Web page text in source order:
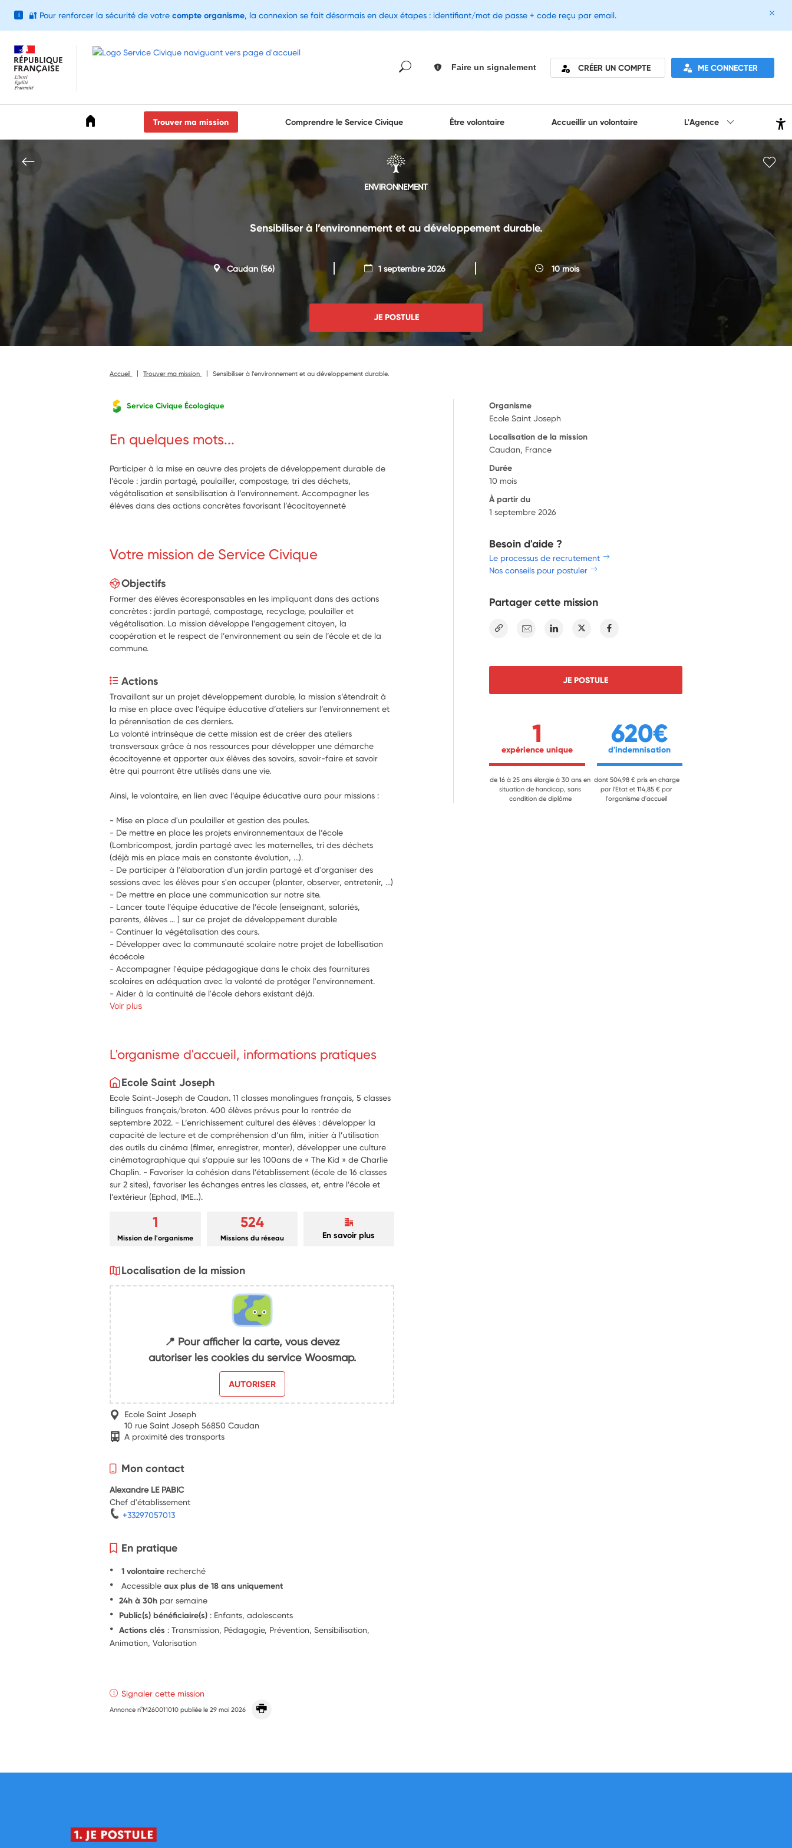
Faire un signalement CRÉER UN COMPTE ME CONNECTER
Trouver ma mission Comprendre le Service Civique Être volontaire Accueillir un volontaire L'Agence
ENVIRONNEMENT
Sensibiliser à l’environnement et au développement durable.
Caudan (56) 1 septembre 2026 10 mois
JE POSTULE
Accueil Trouver ma mission Sensibiliser à l’environnement et au développement durable.
Service Civique Écologique
En quelques mots...
Participer à la mise en œuvre des projets de développement durable de
l’école : jardin partagé, poulailler, compostage, tri des déchets,
végétalisation et sensibilisation à l’environnement. Accompagner les
élèves dans des actions concrètes favorisant l’écocitoyenneté
Votre mission de Service Civique
Objectifs
Former des élèves écoresponsables en les impliquant dans des actions
concrètes : jardin partagé, compostage, recyclage, poulailler et
végétalisation. La mission développe l’engagement citoyen, la
coopération et le respect de l’environnement au sein de l’école et de la
commune.
Actions
Travaillant sur un projet développement durable, la mission s’étendrait à
la mise en place avec l’équipe éducative d’ateliers sur l’environnement et
la pérennisation de ces derniers.
La volonté intrinsèque de cette mission est de créer des ateliers
transversaux grâce à nos ressources pour développer une démarche
écocitoyenne et apporter aux élèves des savoirs, savoir-faire et savoir
être qui pourront être utilisés dans une vie.
Ainsi, le volontaire, en lien avec l’équipe éducative aura pour missions :
- Mise en place d'un poulailler et gestion des poules.
- De mettre en place les projets environnementaux de l’école
(Lombricompost, jardin partagé avec les maternelles, tri des déchets
(déjà mis en place mais en constante évolution, ...).
- De participer à l'élaboration d'un jardin partagé et d'organiser des
sessions avec les élèves pour s'en occuper (planter, observer, entretenir, ...)
- De mettre en place une communication sur notre site.
- Lancer toute l’équipe éducative de l’école (enseignant, salariés,
parents, élèves … ) sur ce projet de développement durable
- Continuer la végétalisation des cours.
- Développer avec la communauté scolaire notre projet de labellisation
écoécole
- Accompagner l'équipe pédagogique dans le choix des fournitures
scolaires en adéquation avec la volonté de protéger l'environnement.
- Aider à la continuité de l'école dehors existant déjà.
Voir plus
L'organisme d'accueil, informations pratiques
Ecole Saint Joseph
Ecole Saint-Joseph de Caudan. 11 classes monolingues français, 5 classes
bilingues français/breton. 400 élèves prévus pour la rentrée de
septembre 2022. - L’enrichissement culturel des élèves : développer la
capacité de lecture et de compréhension d’un film, initier à l’utilisation
des outils du cinéma (filmer, enregistrer, monter), développer une culture
cinématographique qui s’appuie sur les 100ans de « The Kid » de Charlie
Chaplin. - Favoriser la cohésion dans l’établissement (école de 16 classes
sur 2 sites), favoriser les échanges entres les classes, et, entre l’école et
l’extérieur (Ephad, IME…).
1
Mission de l'organisme
524
Missions du réseau En savoir plus
Localisation de la mission
📍 Pour afficher la carte, vous devez
autoriser les cookies du service Woosmap.
AUTORISER
Ecole Saint Joseph
10 rue Saint Joseph 56850 Caudan
A proximité des transports
Mon contact
Alexandre LE PABIC
Chef d'établissement
+33297057013
En pratique
1 volontaire recherché
Accessibleaux plus de 18 ans uniquement
24h à 30h par semaine
Public(s) bénéficiaire(s) : Enfants, adolescents
Actions clés : Transmission, Pédagogie, Prévention, Sensibilisation,
Animation, Valorisation
Signaler cette mission
Annonce n°M260011010 publiée le29 mai 2026
Organisme
Ecole Saint Joseph
Localisation de la mission
Caudan, France
Durée
10 mois
À partir du
1 septembre 2026
Besoin d'aide ?
Le processus de recrutement
Nos conseils pour postuler
Partager cette mission
E-mail Linkedin Twitter
JE POSTULE
1
expérience unique
de 16 à 25 ans élargie à 30 ans en
situation de handicap, sans
condition de diplôme
620€
d'indemnisation
dont 504,98 € pris en charge
par l'Etat et 114,85 € par
l'organisme d'accueil
i 🔐 Pour renforcer la sécurité de votre compte organisme, la connexion se fait désormais en deux étapes : identifiant/mot de passe + code reçu par email.